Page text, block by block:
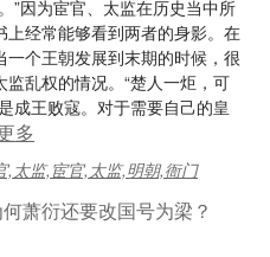
”因为宦官、太监在历史当中所
经常能够看到两者的身影。在
个王朝发展到末期的时候，很
乱权的情况。“楚人一炬，可
成王败寇。对于需要自己的皇
多
,太监,宦官,太监,明朝,衙门